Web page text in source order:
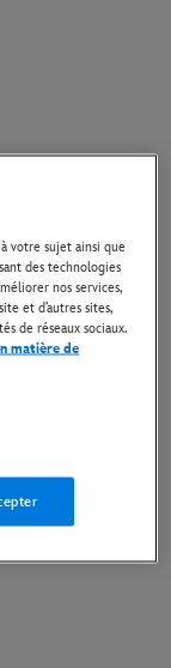
votre sujet ainsi que
des technologies
nos services,
et d’autres sites,
de réseaux sociaux.
matière de